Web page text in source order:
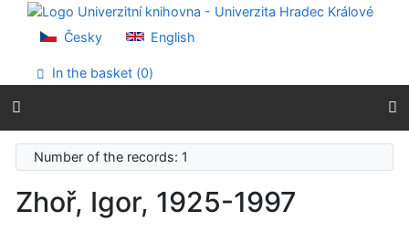
Go to content
Go to menu
Accessibility declaration
Česky English
In the basket (0)
Number of the records: 1
Zhoř, Igor, 1925-1997